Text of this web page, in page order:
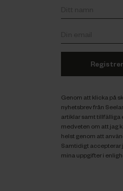
Genom att klicka på
nyhetsbrev från
artiklar samt tillfälliga
medveten om att jag
helst genom att
Samtidigt accepterar
mina uppgifter i